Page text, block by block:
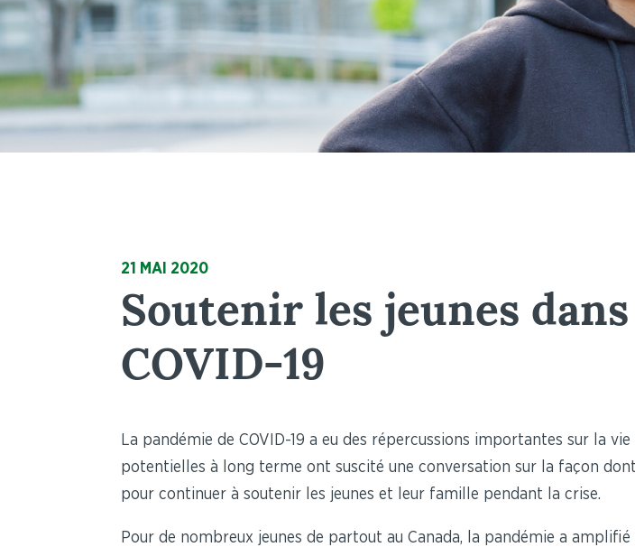
21 MAI 2020
Soutenir les jeunes
COVID-19
La pandémie de COVID-19 a eu des répercussions importantes sur la
potentielles à long terme ont suscité une conversation sur la façon
pour continuer à soutenir les jeunes et leur famille pendant la crise.
Pour de nombreux jeunes de partout au Canada, la pandémie a